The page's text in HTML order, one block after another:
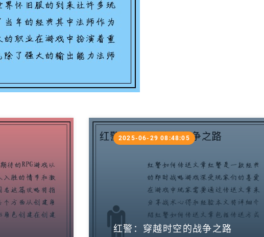
红警：穿越时空的战争之路
2025-06-29 08:48:05